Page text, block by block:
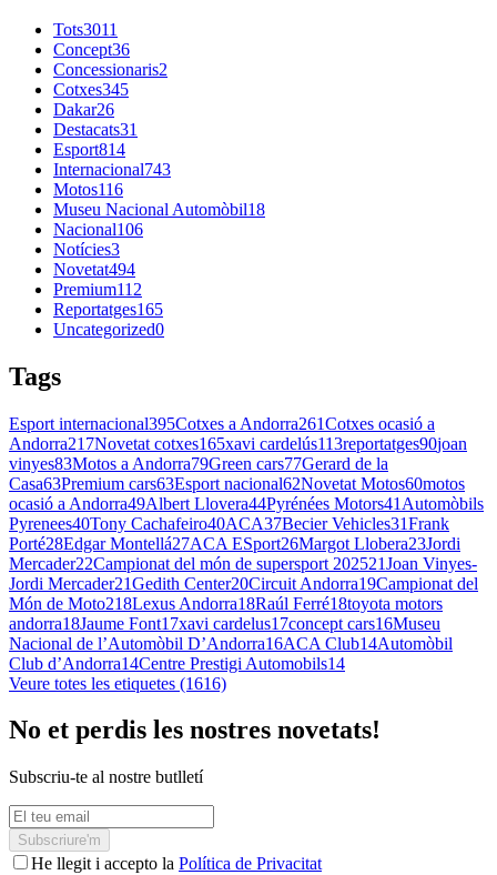
Tots3011
Concept36
Concessionaris2
Cotxes345
Dakar26
Destacats31
Esport814
Internacional743
Motos116
Museu Nacional Automòbil18
Nacional106
Notícies3
Novetat494
Premium112
Reportatges165
Uncategorized0
Tags
Esport internacional395Cotxes a Andorra261Cotxes ocasió a
Andorra217Novetat cotxes165xavi cardelús113reportatges90joan
vinyes83Motos a Andorra79Green cars77Gerard de la
Casa63Premium cars63Esport nacional62Novetat Motos60motos
ocasió a Andorra49Albert Llovera44Pyrénées Motors41 Automòbils
Pyrenees40Tony Cachafeiro40ACA37Becier Vehicles31Frank
Porté28Edgar Montellá27ACA ESport26Margot Llobera23Jordi
Mercader22Campionat del món de supersport 202521Joan Vinyes-
Jordi Mercader21Gedith Center20Circuit Andorra19Campionat del
Món de Moto218Lexus Andorra18Raúl Ferré18toyota motors
andorra18Jaume Font17xavi cardelus17concept cars16Museu
Nacional de l’Automòbil D’Andorra16ACA Club14Automòbil
Club d’Andorra14Centre Prestigi Automobils14
Veure totes les etiquetes (1616)
No et perdis les nostres novetats!
Subscriu-te al nostre butlletí
Subscriure'm
He llegit i accepto la Política de Privacitat